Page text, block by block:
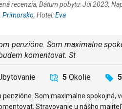
recenzia, Dátum pobytu: Júl 2023,
, Prímorsko, Hotel:Eva
penzióne. Som maximalne
komentovat. St
5 Okolie 5
Som maximalne spokojná,
Stravovanie u nášho